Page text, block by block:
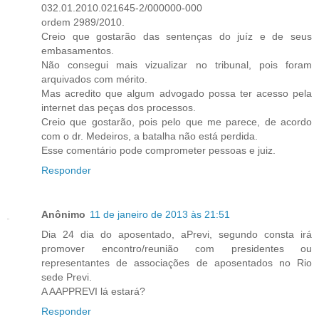
032.01.2010.021645-2/000000-000
ordem 2989/2010.
Creio que gostarão das sentenças do juíz e de seus
embasamentos.
Não consegui mais vizualizar no tribunal, pois foram
arquivados com mérito.
Mas acredito que algum advogado possa ter acesso pela
internet das peças dos processos.
Creio que gostarão, pois pelo que me parece, de acordo
com o dr. Medeiros, a batalha não está perdida.
Esse comentário pode comprometer pessoas e juiz.
Responder
Anônimo 11 de janeiro de 2013 às 21:51
Dia 24 dia do aposentado, aPrevi, segundo consta irá
promover encontro/reunião com presidentes ou
representantes de associações de aposentados no Rio
sede Previ.
A AAPPREVI lá estará?
Responder